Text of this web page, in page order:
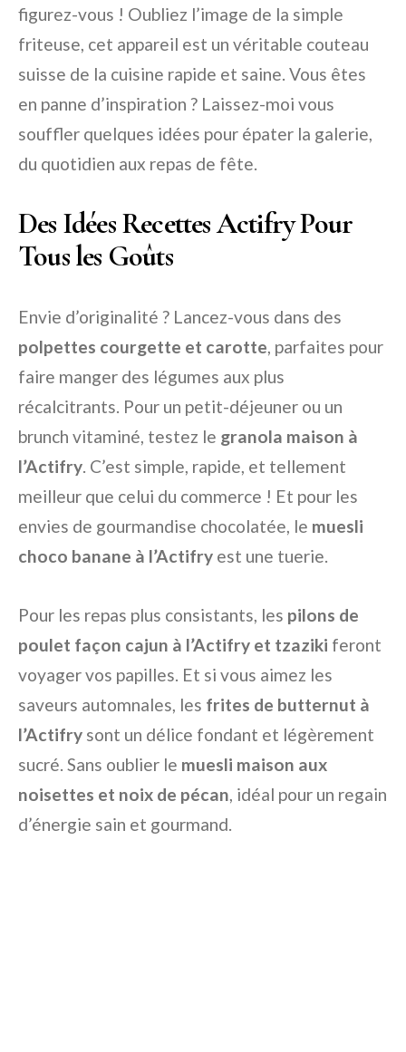
figurez-vous ! Oubliez l’image de la simple
friteuse, cet appareil est un véritable couteau
suisse de la cuisine rapide et saine. Vous êtes
en panne d’inspiration ? Laissez-moi vous
souffler quelques idées pour épater la galerie,
du quotidien aux repas de fête.
Des Idées Recettes Actifry Pour
Tous les Goûts
Envie d’originalité ? Lancez-vous dans des
polpettes courgette et carotte , parfaites pour
faire manger des légumes aux plus
récalcitrants. Pour un petit-déjeuner ou un
brunch vitaminé, testez le granola maison à
l’Actifry . C’est simple, rapide, et tellement
meilleur que celui du commerce ! Et pour les
envies de gourmandise chocolatée, le muesli
choco banane à l’Actifry est une tuerie.
Pour les repas plus consistants, les pilons de
poulet façon cajun à l’Actifry et tzaziki feront
voyager vos papilles. Et si vous aimez les
saveurs automnales, les frites de butternut à
l’Actifry sont un délice fondant et légèrement
sucré. Sans oublier le muesli maison aux
noisettes et noix de pécan , idéal pour un regain
d’énergie sain et gourmand.